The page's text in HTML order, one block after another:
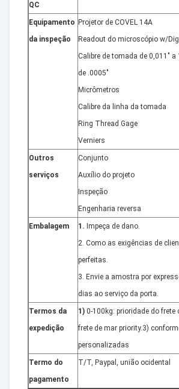
QC
Equipamento
da inspeção
Projetor de COVEL 14A
Readout do microscópio w/
Calibre de tomada de 0,011" a
de .0005"
Micrômetros
Calibre da linha da tomada
Ring Thread Gage
Verniers
Outros
serviços
Conjunto
Auxílio do projeto
Inspeção
Engenharia reversa
Embalagem 1. Impeça de dano.
2. Como as exigências de
perfeitas.
3. Envie a amostra por
dias ao serviço da porta.
Termos da
expedição
1) 0-100kg: prioridade do frete
frete de mar priority.3)
personalizadas
Termo do
pagamento
T/T, Paypal, união ocidental